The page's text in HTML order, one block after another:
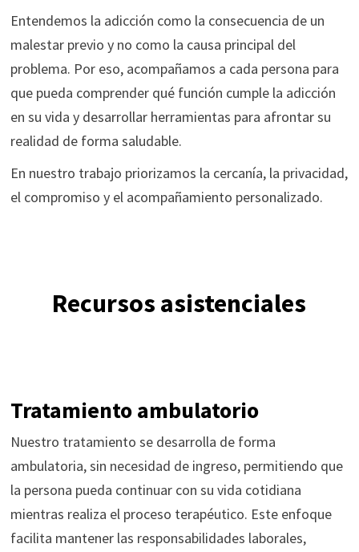
Entendemos la adicción como la consecuencia de un
malestar previo y no como la causa principal del
problema. Por eso, acompañamos a cada persona para
que pueda comprender qué función cumple la adicción
en su vida y desarrollar herramientas para afrontar su
realidad de forma saludable.
En nuestro trabajo priorizamos la cercanía, la privacidad,
el compromiso y el acompañamiento personalizado.
Recursos asistenciales
Tratamiento ambulatorio
Nuestro tratamiento se desarrolla de forma
ambulatoria, sin necesidad de ingreso, permitiendo que
la persona pueda continuar con su vida cotidiana
mientras realiza el proceso terapéutico. Este enfoque
facilita mantener las responsabilidades laborales,